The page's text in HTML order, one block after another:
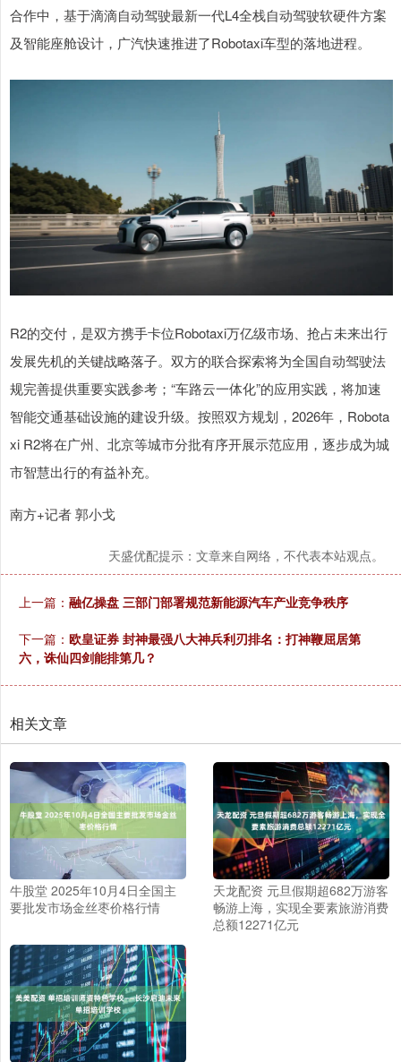
合作中，基于滴滴自动驾驶最新一代L4全栈自动驾驶软硬件方案
及智能座舱设计，广汽快速推进了Robotaxi车型的落地进程。
R2的交付，是双方携手卡位Robotaxi万亿级市场、抢占未来出行
发展先机的关键战略落子。双方的联合探索将为全国自动驾驶法
规完善提供重要实践参考；“车路云一体化”的应用实践，将加速
智能交通基础设施的建设升级。按照双方规划，2026年，Robota
xi R2将在广州、北京等城市分批有序开展示范应用，逐步成为城
市智慧出行的有益补充。
南方+记者 郭小戈
天盛优配提示：文章来自网络，不代表本站观点。
上一篇： 融亿操盘 三部门部署规范新能源汽车产业竞争秩序
下一篇： 欧皇证券 封神最强八大神兵利刃排名：打神鞭屈居第
六，诛仙四剑能排第几？
相关文章
牛股堂 2025年10月4日全国主
要批发市场金丝枣价格行情
天龙配资 元旦假期超682万游客
畅游上海，实现全要素旅游消费
总额12271亿元